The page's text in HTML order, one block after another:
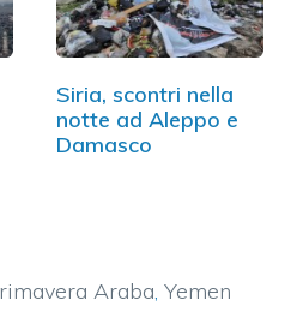
Siria, scontri nella
notte ad Aleppo e
Damasco
Araba, Yemen